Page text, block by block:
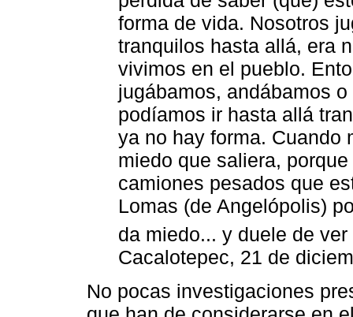
forma de vida. Nosotros
tranquilos hasta allá, era
vivimos en el pueblo.
jugábamos, andábamos
podíamos ir hasta allá
ya no hay forma. Cuando
miedo que saliera,
camiones pesados que
Lomas (de Angelópolis)
da miedo... y duele de
Cacalotepec, 21 de
No pocas investigaciones